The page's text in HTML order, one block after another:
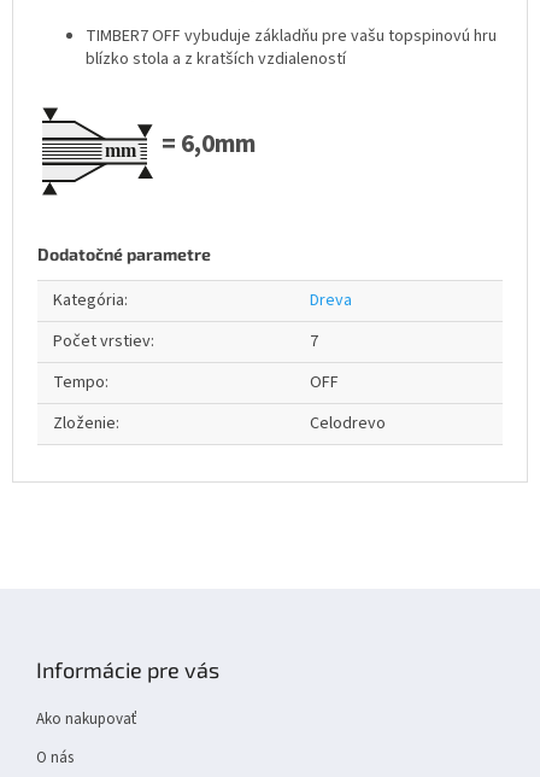
TIMBER7 OFF vybuduje základňu pre vašu topspinovú hru
blízko stola a z kratších vzdialeností
= 6,0mm
Dodatočné parametre
Kategória:
Dreva
Počet vrstiev:
7
Tempo:
OFF
Zloženie: Celodrevo
Informácie pre vás
Ako nakupovať
O nás